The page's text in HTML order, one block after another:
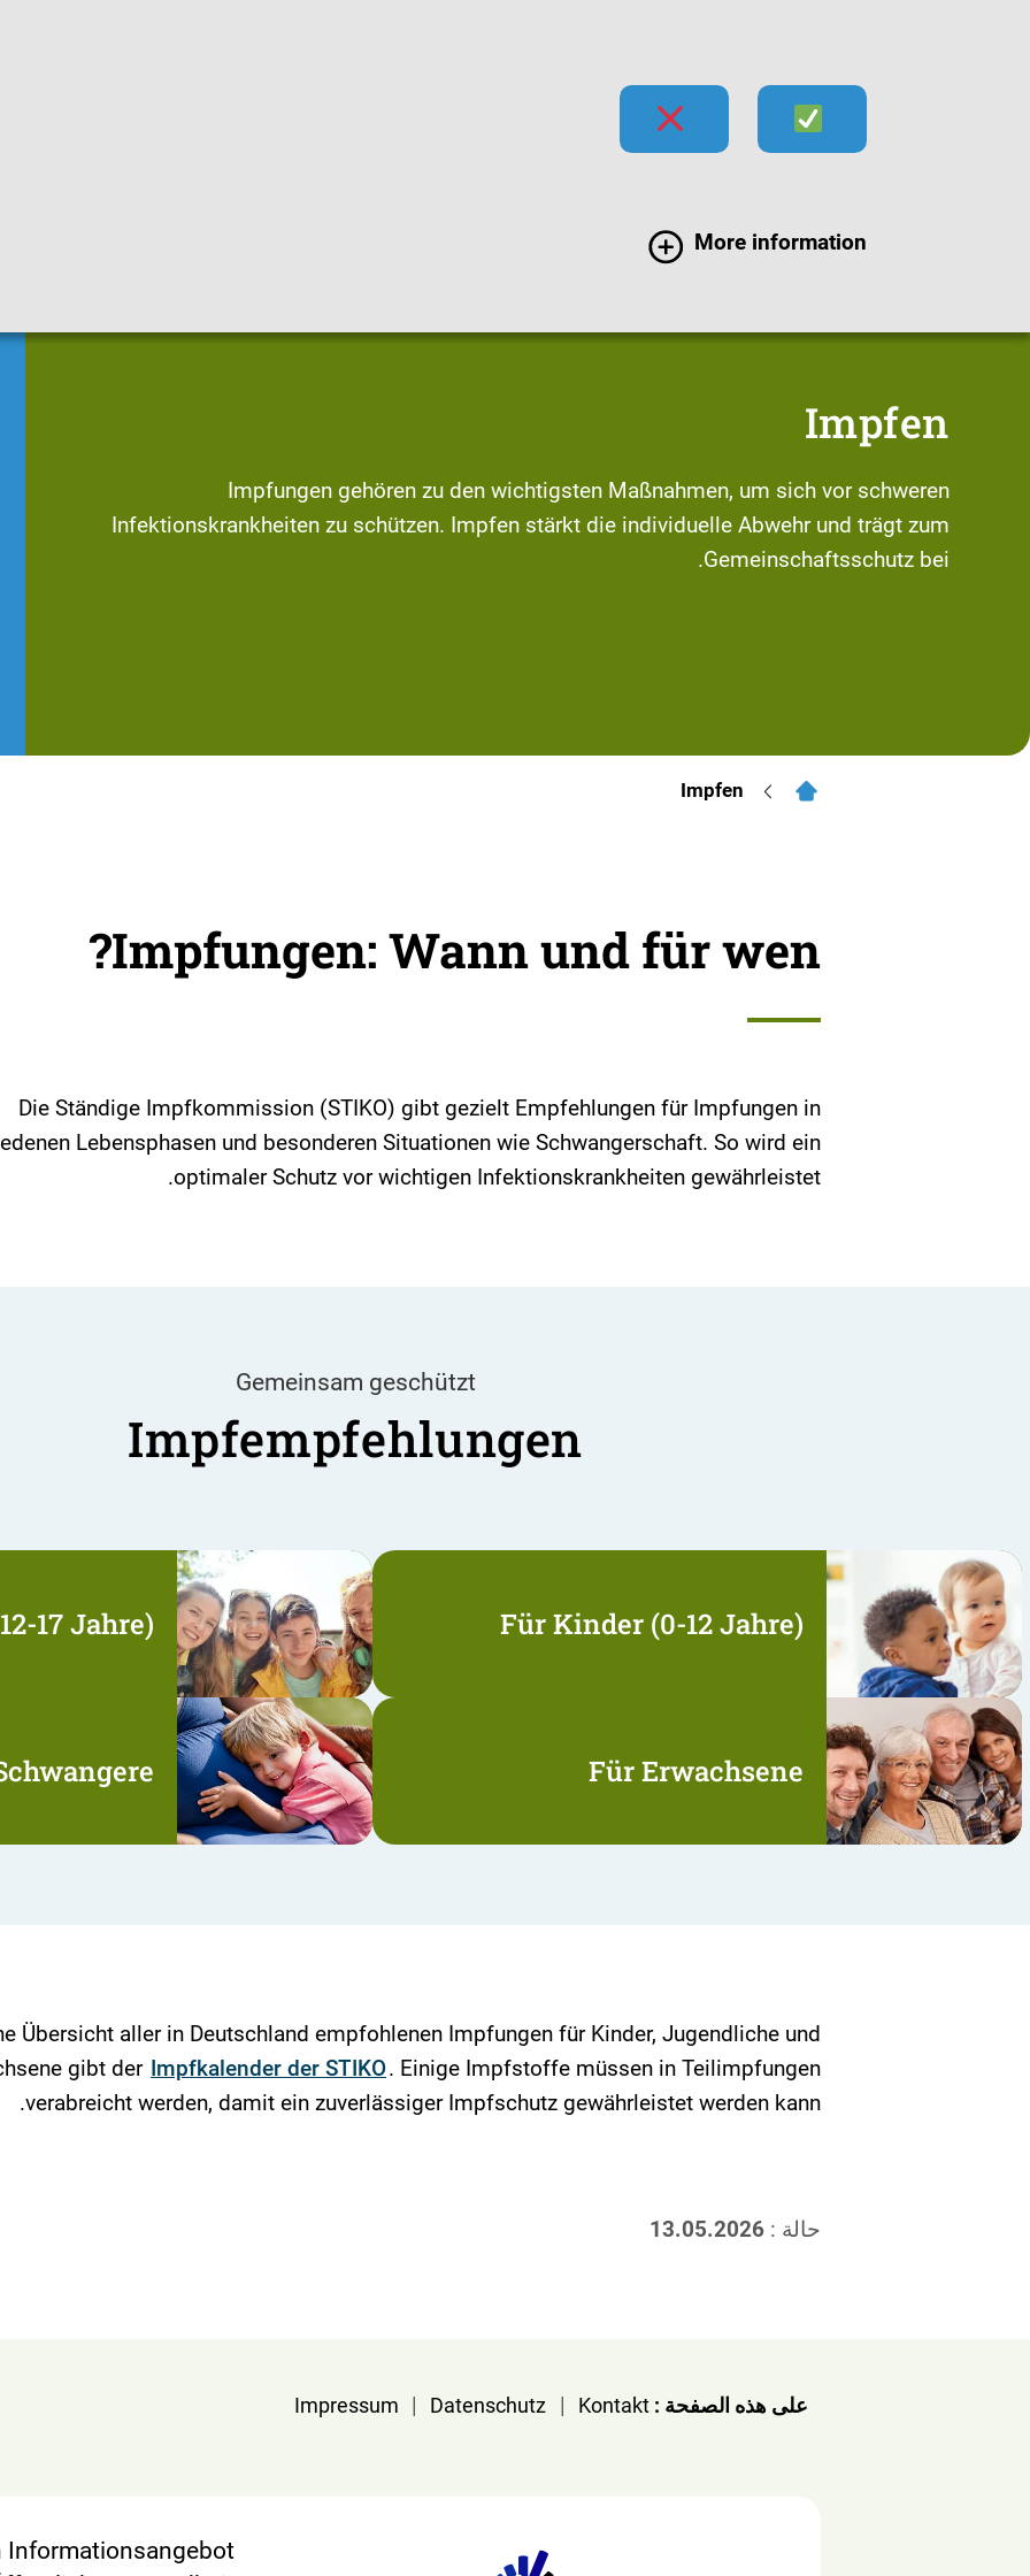
More information
Impfen
Impfungen gehören zu den wichtigsten Maßnahmen, um sich vor schweren
Infektionskrankheiten zu schützen. Impfen stärkt die individuelle Abwehr und trägt zum
Gemeinschaftsschutz bei.
Impfen
Impfungen: Wann und für wen?
Die Ständige Impfkommission (STIKO) gibt gezielt Empfehlungen für Impfungen in
Lebensphasen und besonderen Situationen wie Schwangerschaft. So wird ein
optimaler Schutz vor wichtigen Infektionskrankheiten gewährleistet.
Gemeinsam geschützt
Impfempfehlungen
Für Kinder (0-12 Jahre)
17 Jahre)
Für Erwachsene
Übersicht aller in Deutschland empfohlenen Impfungen für Kinder, Jugendliche und
gibt der Impfkalender der STIKO. Einige Impfstoffe müssen in Teilimpfungen
verabreicht werden, damit ein zuverlässiger Impfschutz gewährleistet werden kann.
حالة : 13.05.2026
على هذه الصفحة : Impressum | Datenschutz | Kontakt